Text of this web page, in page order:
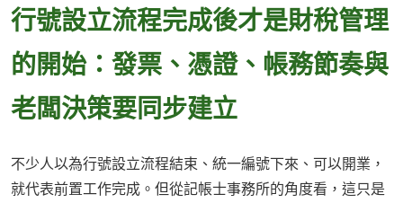
行號設立流程完成後才是財稅管理
的開始：發票、憑證、帳務節奏與
老闆決策要同步建立
不少人以為行號設立流程結束、統一編號下來、可以開業，
就代表前置工作完成。但從記帳士事務所的角度看，這只是